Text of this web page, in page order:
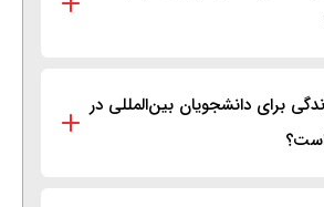
برای دانشجویان بین‌المللی در